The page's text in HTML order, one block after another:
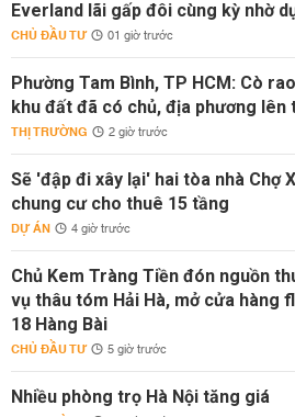
Everland lãi gấp đôi cùng kỳ nhờ
CHỦ ĐẦU TƯ 01 giờ trước
Phường Tam Bình, TP HCM: Cò
khu đất đã có chủ, địa phương lên
THỊ TRƯỜNG 2 giờ trước
Sẽ 'đập đi xây lại' hai tòa nhà Chợ
chung cư cho thuê 15 tầng
DỰ ÁN 4 giờ trước
Chủ Kem Tràng Tiền đón nguồn
vụ thâu tóm Hải Hà, mở cửa hàng
18 Hàng Bài
CHỦ ĐẦU TƯ 5 giờ trước
Nhiều phòng trọ Hà Nội tăng giá